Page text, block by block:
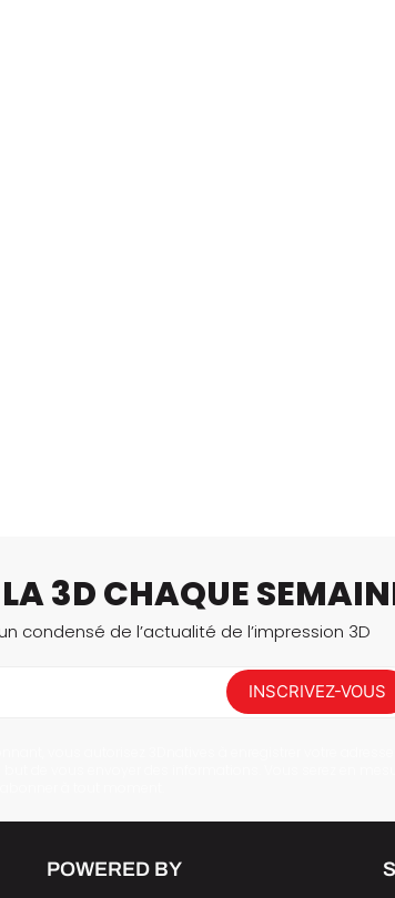
3D CHAQUE
condensé de l’actualité de l’impression 3D
INSCRIVEZ-VOUS
POWERED BY